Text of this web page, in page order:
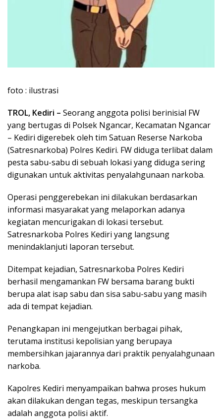
foto : ilustrasi
TROL, Kediri – Seorang anggota polisi berinisial FW
yang bertugas di Polsek Ngancar, Kecamatan Ngancar
– Kediri digerebek oleh tim Satuan Reserse Narkoba
(Satresnarkoba) Polres Kediri. FW diduga terlibat dalam
pesta sabu-sabu di sebuah lokasi yang diduga sering
digunakan untuk aktivitas penyalahgunaan narkoba.
Operasi penggerebekan ini dilakukan berdasarkan
informasi masyarakat yang melaporkan adanya
kegiatan mencurigakan di lokasi tersebut.
Satresnarkoba Polres Kediri yang langsung
menindaklanjuti laporan tersebut.
Ditempat kejadian, Satresnarkoba Polres Kediri
berhasil mengamankan FW bersama barang bukti
berupa alat isap sabu dan sisa sabu-sabu yang masih
ada di tempat kejadian.
Penangkapan ini mengejutkan berbagai pihak,
terutama institusi kepolisian yang berupaya
membersihkan jajarannya dari praktik penyalahgunaan
narkoba.
Kapolres Kediri menyampaikan bahwa proses hukum
akan dilakukan dengan tegas, meskipun tersangka
adalah anggota polisi aktif.